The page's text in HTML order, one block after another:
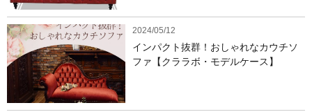
2024/05/12
インパクト抜群！おしゃれなカウチソ
ファ【クララボ・モデルケース】